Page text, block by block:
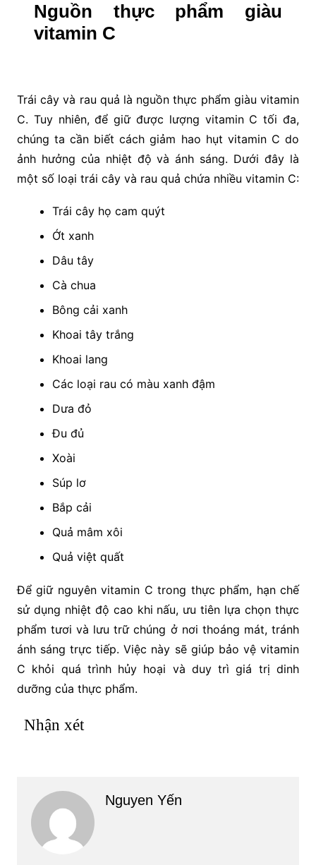
Nguồn thực phẩm giàu
vitamin C
Trái cây và rau quả là nguồn thực phẩm giàu vitamin
C. Tuy nhiên, để giữ được lượng vitamin C tối đa,
chúng ta cần biết cách giảm hao hụt vitamin C do
ảnh hưởng của nhiệt độ và ánh sáng. Dưới đây là
một số loại trái cây và rau quả chứa nhiều vitamin C:
Trái cây họ cam quýt
Ớt xanh
Dâu tây
Cà chua
Bông cải xanh
Khoai tây trắng
Khoai lang
Các loại rau có màu xanh đậm
Dưa đỏ
Đu đủ
Xoài
Súp lơ
Bắp cải
Quả mâm xôi
Quả việt quất
Để giữ nguyên vitamin C trong thực phẩm, hạn chế
sử dụng nhiệt độ cao khi nấu, ưu tiên lựa chọn thực
phẩm tươi và lưu trữ chúng ở nơi thoáng mát, tránh
ánh sáng trực tiếp. Việc này sẽ giúp bảo vệ vitamin
C khỏi quá trình hủy hoại và duy trì giá trị dinh
dưỡng của thực phẩm.
Nhận xét
Nguyen Yến